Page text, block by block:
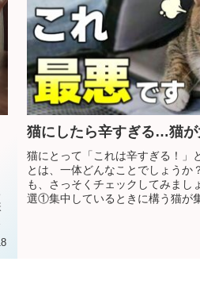
猫にしたら辛すぎる…猫が
猫にとって「これは辛すぎる！」
とは、一体どんなことでしょうか
も、さっそくチェックしてみまし
選①集中しているときに構う猫が